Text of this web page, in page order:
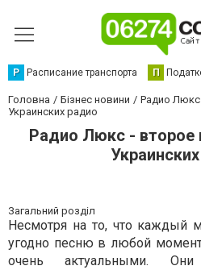
Р Расписание транспорта П
Головна Бізнес новини
Радио Люкс
Украинских радио
Радио Люкс - второе
Загальний розділ
Несмотря на то, что каждый
угодно песню в любой
очень актуальными.